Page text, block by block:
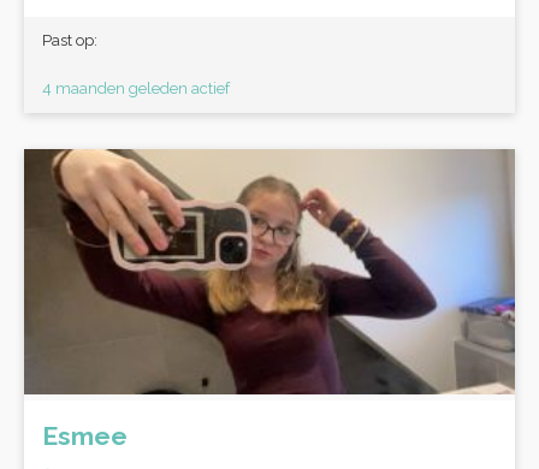
Past op:
4 maanden geleden actief
Esmee